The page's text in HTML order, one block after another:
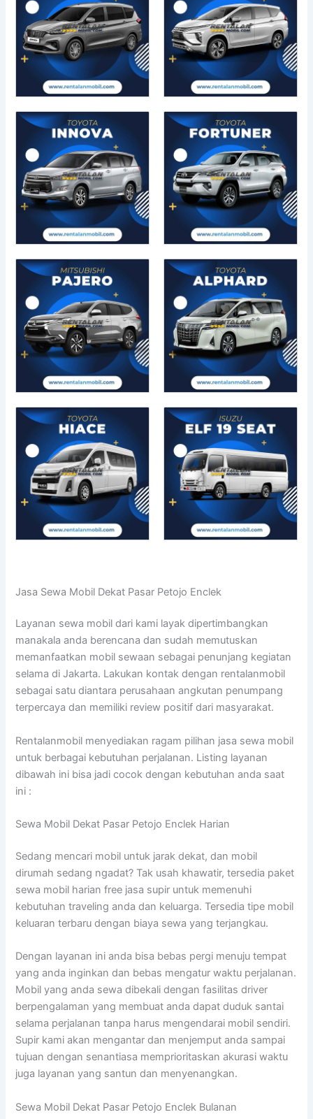
Jasa Sewa Mobil Dekat Pasar Petojo Enclek
Layanan sewa mobil dari kami layak dipertimbangkan
manakala anda berencana dan sudah memutuskan
memanfaatkan mobil sewaan sebagai penunjang kegiatan
selama di Jakarta. Lakukan kontak dengan rentalanmobil
sebagai satu diantara perusahaan angkutan penumpang
terpercaya dan memiliki review positif dari masyarakat.
Rentalanmobil menyediakan ragam pilihan jasa sewa mobil
untuk berbagai kebutuhan perjalanan. Listing layanan
dibawah ini bisa jadi cocok dengan kebutuhan anda saat
ini :
Sewa Mobil Dekat Pasar Petojo Enclek Harian
Sedang mencari mobil untuk jarak dekat, dan mobil
dirumah sedang ngadat? Tak usah khawatir, tersedia paket
sewa mobil harian free jasa supir untuk memenuhi
kebutuhan traveling anda dan keluarga. Tersedia tipe mobil
keluaran terbaru dengan biaya sewa yang terjangkau.
Dengan layanan ini anda bisa bebas pergi menuju tempat
yang anda inginkan dan bebas mengatur waktu perjalanan.
Mobil yang anda sewa dibekali dengan fasilitas driver
berpengalaman yang membuat anda dapat duduk santai
selama perjalanan tanpa harus mengendarai mobil sendiri.
Supir kami akan mengantar dan menjemput anda sampai
tujuan dengan senantiasa memprioritaskan akurasi waktu
juga layanan yang santun dan menyenangkan.
Sewa Mobil Dekat Pasar Petojo Enclek Bulanan